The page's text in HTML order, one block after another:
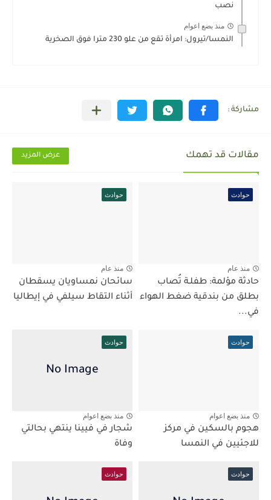
نصب
منذ بضع اعوام
النمسا/تيرول: امرأة تقع من علو 230 مترا فوق الصخرية
مقالات قد تهمك عرض المزيد
حوادث
منذ عام
حادثة مؤلمة: طفلـة تُصاب
بطلق من بندقية ضغط الهواء
في...
حوادث
منذ عام
سائحان نمساويان يسقطان
أثناء التقاط سيلفي في إيطاليا
حوادث
منذ بضع اعوام
هجوم بالسكين في مركز
للاجئيين في النمسا
حوادث
منذ بضع اعوام
شجار في فيينا ينتهي بحالتي
وفاة
حوادث حوادث